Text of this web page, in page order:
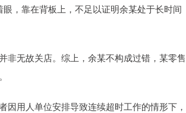
，靠在背板上，不足以证明余某处于长时间
非无故关店。综上，余某不构成过错，某零售
用人单位安排导致连续超时工作的情形下，